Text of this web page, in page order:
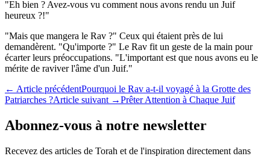
"Eh bien ? Avez-vous vu comment nous avons rendu un Juif
heureux ?!"
"Mais que mangera le Rav ?" Ceux qui étaient près de lui
demandèrent. "Qu'importe ?" Le Rav fit un geste de la main pour
écarter leurs préoccupations. "L'important est que nous avons eu le
mérite de raviver l'âme d'un Juif."
← Article précédentPourquoi le Rav a-t-il voyagé à la Grotte des
Patriarches ?Article suivant →Prêter Attention à Chaque Juif
Abonnez-vous à notre newsletter
Recevez des articles de Torah et de l'inspiration directement dans